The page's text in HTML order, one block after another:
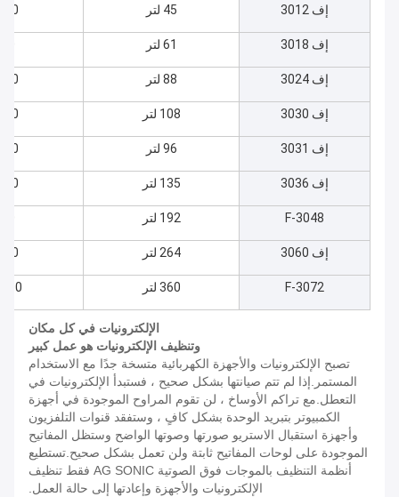
إف 3012 45 لتر * 300 * 300
إف 3018 61 لتر
إف 3024 88 لتر × 400 × 400
إف 3030 108 لتر × 450 × 400
إف 3031 96 لتر × 300 × 400
إف 3036 135 لتر × 500 × 450
F-3048 192 لتر
إف 3060 264 لتر × 600 × 550
F-3072 360 لتر * 600 * 600
الإلكترونيات في كل مكان
وتنظيف الإلكترونيات هو عمل كبير
تصبح الإلكترونيات والأجهزة الكهربائية متسخة جدًا مع الاستخدام
المستمر.إذا لم تتم صيانتها بشكل صحيح ، فستبدأ الإلكترونيات في
التعطل.مع تراكم الأوساخ ، لن تقوم المراوح الموجودة في أجهزة
الكمبيوتر بتبريد الوحدة بشكل كافٍ ، وستفقد قنوات التلفزيون
وأجهزة استقبال الاستريو صورتها وصوتها الواضح وستظل المفاتيح
الموجودة على لوحات المفاتيح ثابتة ولن تعمل بشكل صحيح.تستطيع
أنظمة التنظيف بالموجات فوق الصوتية AG SONIC فقط تنظيف
الإلكترونيات والأجهزة وإعادتها إلى حالة العمل.